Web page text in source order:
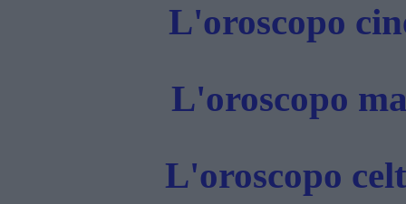
L'oroscopo
L'oroscopo
L'oroscopo